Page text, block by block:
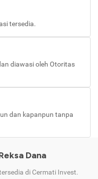
tersedia.
diawasi oleh Otoritas
dan kapanpun tanpa
Dana
di Cermati Invest.